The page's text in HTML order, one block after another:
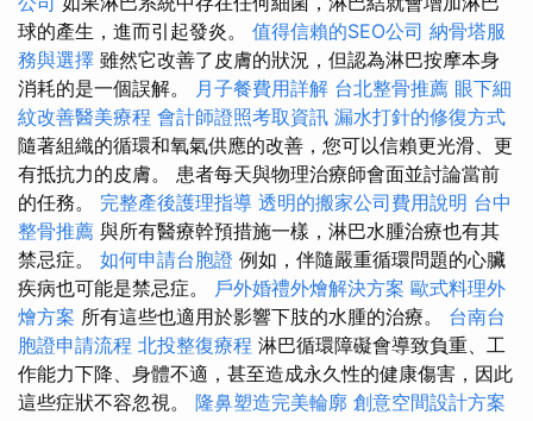
球的產生，進而引起發炎。 值得信賴的SEO公司 納骨塔服
務與選擇 雖然它改善了皮膚的狀況，但認為淋巴按摩本身
消耗的是一個誤解。 月子餐費用詳解 台北整骨推薦 眼下細
紋改善醫美療程 會計師證照考取資訊 漏水打針的修復方式
隨著組織的循環和氧氣供應的改善，您可以信賴更光滑、更
有抵抗力的皮膚。 患者每天與物理治療師會面並討論當前
的任務。 完整產後護理指導 透明的搬家公司費用說明 台中
整骨推薦 與所有醫療幹預措施一樣，淋巴水腫治療也有其
禁忌症。 如何申請台胞證 例如，伴隨嚴重循環問題的心臟
疾病也可能是禁忌症。 戶外婚禮外燴解決方案 歐式料理外
燴方案 所有這些也適用於影響下肢的水腫的治療。 台南台
胞證申請流程 北投整復療程 淋巴循環障礙會導致負重、工
作能力下降、身體不適，甚至造成永久性的健康傷害，因此
這些症狀不容忽視。 隆鼻塑造完美輪廓 創意空間設計方案